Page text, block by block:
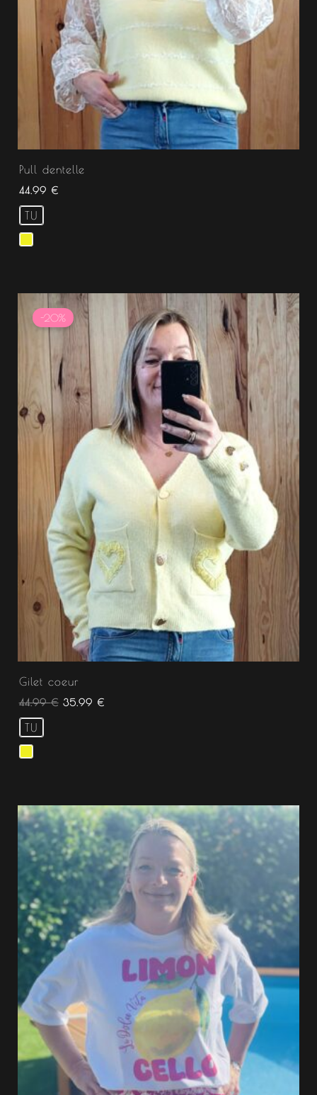
Pull dentelle
44.99 €
TU
-20%
Gilet coeur
44.99€
Le
prix
initial
était :
44.99 €.
35.99 €
actuel
35.99 €.
TU